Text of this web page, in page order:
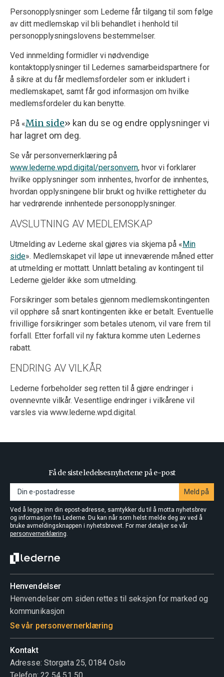
Personopplysninger som Lederne får tilgang til som følge
av ditt medlemskap vil bli behandlet i henhold til
personopplysningslovens bestemmelser.
Ved innmelding formidler vi nødvendige
kontaktopplysninger til Ledernes samarbeidspartnere for
å sikre at du får medlemsfordeler som er inkludert i
medlemskapet, samt får god informasjon om hvilke
medlemsfordeler du kan benytte.
På «Min side» kan du se og endre opplysninger vi
har lagret om deg.
Se vår personvernerklæring på
www.lederne.wpd.digital/personvern, hvor vi forklarer
hvilke opplysninger som innhentes, hvorfor de innhentes,
hvordan opplysningene blir brukt og hvilke rettigheter du
har vedrørende innhentede personopplysninger.
AVSLUTNING AV MEDLEMSKAP
Utmelding av Lederne skal gjøres via skjema på «Min
side». Medlemskapet vil løpe ut inneværende måned etter
at utmelding er mottatt. Unnlatt betaling av kontingent til
Lederne gjelder ikke som utmelding.
Forsikringer som betales gjennom medlemskontingenten
vil opphøre så snart kontingenten ikke er betalt. Eventuelle
frivillige forsikringer som betales utenom, vil vare frem til
forfall. Etter forfall vil ny faktura komme uten Ledernes
rabatt.
ENDRING AV VILKÅR
Lederne forbeholder seg retten til å gjøre endringer i
ovennevnte vilkår. Vesentlige endringer i vilkårene vil
varsles via www.lederne.wpd.digital.
Få de siste ledelsesnyhetene på e-post
Meld på
Ved å legge inn din epost-adresse, samtykker du til å motta nyhetsbrev
og informasjon fra Lederne. Du kan når som helst melde deg av ved å
bruke avmeldingsknappen i nyhetsbrevet. For mer detaljer se vår
personvernerklæring.
Henvendelser
Henvendelser om siden rettes til seksjon for marked og
kommunikasjon
Se vår personvernerklæring
Kontakt
Adresse: Storgata 25, 0184 Oslo